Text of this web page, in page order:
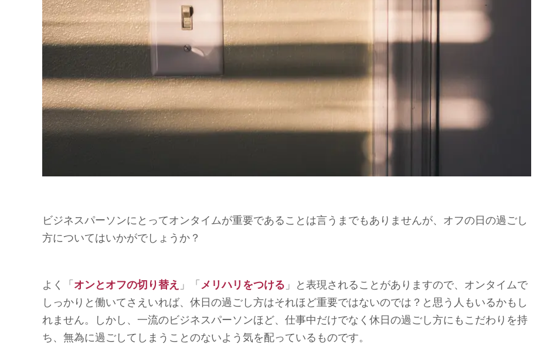
ビジネスパーソンにとってオンタイムが重要であることは言うまでもありませんが、オフの日の過ごし
方についてはいかがでしょうか？
よく「 オンとオフの切り替え 」「 メリハリをつける 」と表現されることがありますので、オンタイムで
しっかりと働いてさえいれば、休日の過ごし方はそれほど重要ではないのでは？と思う人もいるかもし
れません。しかし、一流のビジネスパーソンほど、仕事中だけでなく休日の過ごし方にもこだわりを持
ち、無為に過ごしてしまうことのないよう気を配っているものです。